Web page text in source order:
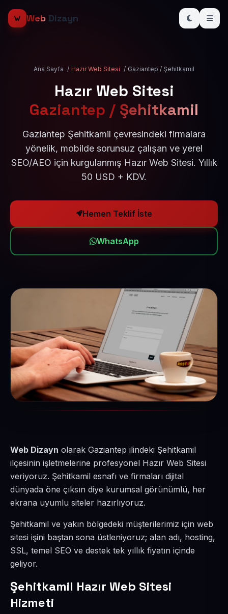
Web Dizayn
Ana Sayfa / Hazır Web Sitesi / Gaziantep / Şehitkamil
Hazır Web Sitesi
Gaziantep / Şehitkamil
Gaziantep Şehitkamil çevresindeki firmalara
yönelik, mobilde sorunsuz çalışan ve yerel
SEO/AEO için kurgulanmış Hazır Web Sitesi. Yıllık
50 USD + KDV.
Hemen Teklif İste
WhatsApp
Web Dizayn olarak Gaziantep ilindeki Şehitkamil
ilçesinin işletmelerine profesyonel Hazır Web Sitesi
veriyoruz. Şehitkamil esnafı ve firmaları dijital
dünyada öne çıksın diye kurumsal görünümlü, her
ekrana uyumlu siteler hazırlıyoruz.
Şehitkamil ve yakın bölgedeki müşterilerimiz için web
sitesi işini baştan sona üstleniyoruz; alan adı, hosting,
SSL, temel SEO ve destek tek yıllık fiyatın içinde
geliyor.
Şehitkamil Hazır Web Sitesi
Hizmeti